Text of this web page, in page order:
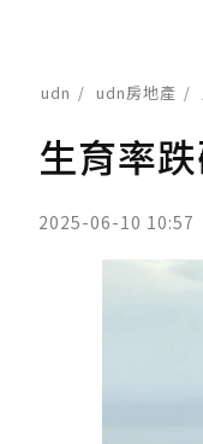
udn udn房地產
生育率
2025-06-10 10:57